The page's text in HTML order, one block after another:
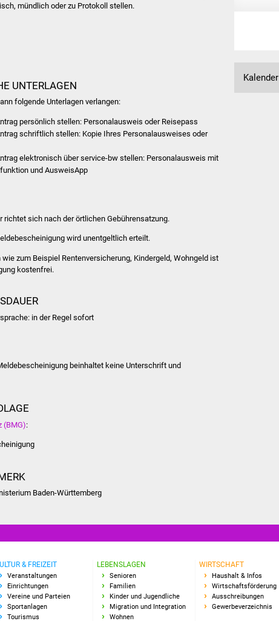
mündlich oder zu Protokoll stellen.
UNTERLAGEN
folgende Unterlagen verlangen:
persönlich stellen: Personalausweis oder Reisepass
schriftlich stellen: Kopie Ihres Personalausweises oder
elektronisch über service-bw stellen: Personalausweis mit
und AusweisApp
richtet sich nach der örtlichen Gebührensatzung.
wird unentgeltlich erteilt.
wie zum Beispiel Rentenversicherung, Kindergeld, Wohngeld ist
kostenfrei.
in der Regel sofort
beinhaltet keine Unterschrift und
(BMG):
Baden-Württemberg
Kalender
& FREIZEIT
Veranstaltungen
Einrichtungen
Vereine und Parteien
Sportanlagen
Tourismus
LEBENSLAGEN
Senioren
Familien
Kinder und Jugendliche
Migration und Integration
Wohnen
WIRTSCHAFT
Haushalt & Infos
Wirtschaftsförderung
Ausschreibungen
Gewerbeverzeichnis